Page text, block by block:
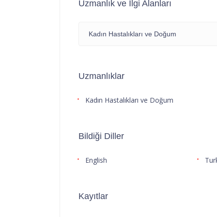
Uzmanlık ve İlgi Alanları
Kadın Hastalıkları ve Doğum
Uzmanlıklar
Kadın Hastalıkları ve Doğum
Bildiği Diller
English
Kayıtlar